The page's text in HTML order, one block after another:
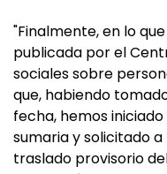
"Finalmente, en lo
publicada por el
sociales sobre
que, habiendo
fecha, hemos
sumaria y solicitado a
traslado provisorio